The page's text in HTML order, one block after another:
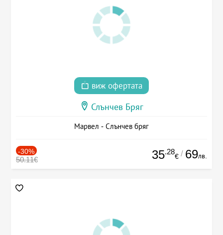
виж офертата
Слънчев Бряг
Марвел - Слънчев бряг
-30%
50.11€ 35.28
€ / 69лв.